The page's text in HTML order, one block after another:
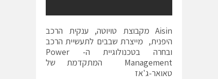
Aisin מקבוצת טויוטה, ענקית הרכב
היפנית, מייצרת שבבים לתעשיית הרכב
ובחרה בטכנולוגיית ה- Power
Management המתקדמת של
טאואר-ג'אז